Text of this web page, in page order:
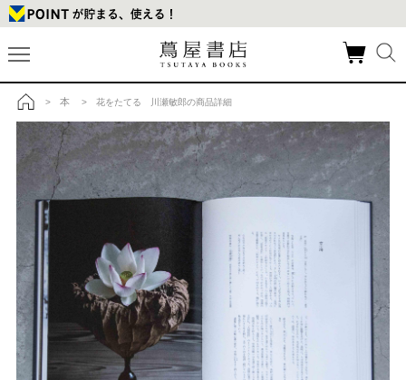
トップ
> 本 > 花をたてる 川瀬敏郎の商品詳細